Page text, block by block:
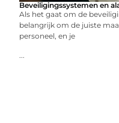
Beveiligingssystemen en
Als het gaat om de
belangrijk om de juiste
personeel, en je
...